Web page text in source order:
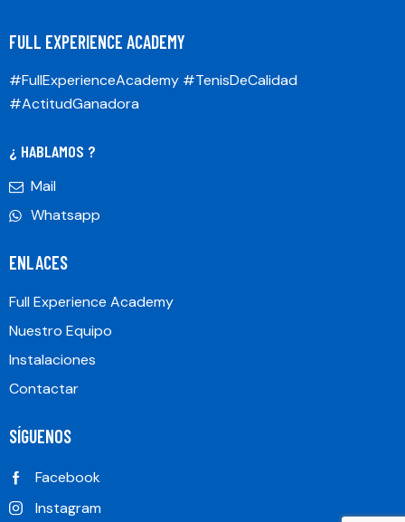
FULL EXPERIENCE ACADEMY
#FullExperienceAcademy #TenisDeCalidad
#ActitudGanadora
¿ HABLAMOS ?
Mail
Whatsapp
ENLACES
Full Experience Academy
Nuestro Equipo
Instalaciones
Contactar
SÍGUENOS
Facebook
Instagram